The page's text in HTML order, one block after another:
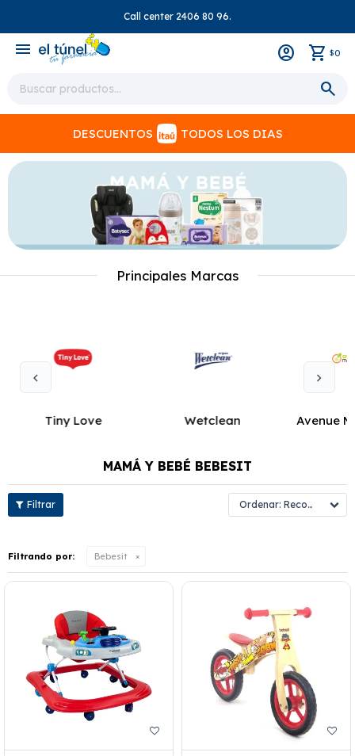
Call center 2406 80 96.
menu $0
DESCUENTOS TODOS LOS DIAS
Principales Marcas
Tiny Love Wetclean Avenue
MAMÁ Y BEBÉ BEBESIT
Recomendados
Filtrando por: Bebesit
close